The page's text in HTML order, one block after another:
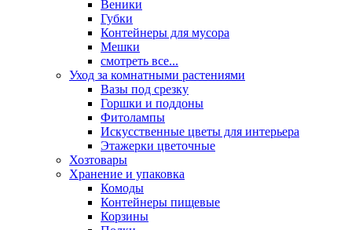
Веники
Губки
Контейнеры для мусора
Мешки
смотреть все...
Уход за комнатными растениями
Вазы под срезку
Горшки и поддоны
Фитолампы
Искусственные цветы для интерьера
Этажерки цветочные
Хозтовары
Хранение и упаковка
Комоды
Контейнеры пищевые
Корзины